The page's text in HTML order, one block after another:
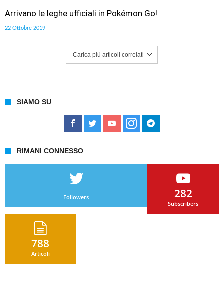
Arrivano le leghe ufficiali in Pokémon Go!
22 Ottobre 2019
Carica più articoli correlati
SIAMO SU
RIMANI CONNESSO
Followers 282
Subscribers
788
Articoli